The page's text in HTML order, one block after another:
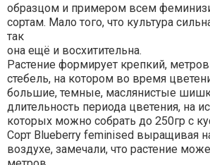
образцом и примером всем
сортам. Мало того, что культура
так
она ещё и восхитительна.
Растение формирует крепкий,
стебель, на котором во время
большие, темные, маслянистые
длительность периода цветения, на
которых можно собрать до 250гр с
Сорт Blueberry feminised выращивая
воздухе, замечали, что растение